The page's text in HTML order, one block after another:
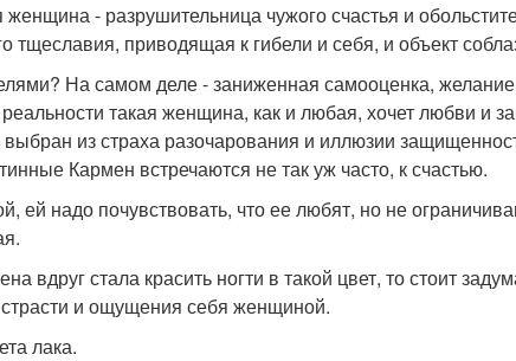
женщина - разрушительница чужого счастья и
тщеславия, приводящая к гибели и себя, и объект
На самом деле - заниженная самооценка,
такая женщина, как и любая, хочет любви и
из страха разочарования и иллюзии
Кармен встречаются не так уж часто, к счастью.
ей надо почувствовать, что ее любят, но не
вдруг стала красить ногти в такой цвет, то стоит
и ощущения себя женщиной.
лака.